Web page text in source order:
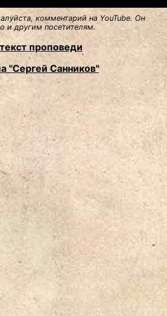
комментарий на YouTube. Он
и другим посетителям.
проповеди
"Сергей Санников"